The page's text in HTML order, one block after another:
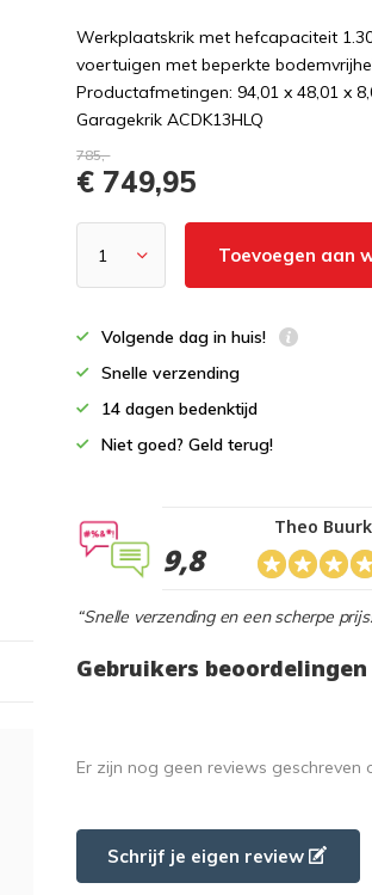
Werkplaatskrik met hefcapaciteit
voertuigen met beperkte
Productafmetingen: ‎94,01 x 48,01 x
Garagekrik ACDK13HLQ
785,-
€ 749,95
Toevoegen aan
Volgende dag in huis!
Snelle verzending
14 dagen bedenktijd
Niet goed? Geld terug!
9,8
Theo
“Snelle verzending en een scherpe
Gebruikers beoordelingen
Er zijn nog geen reviews geschreven
Schrijf je eigen review